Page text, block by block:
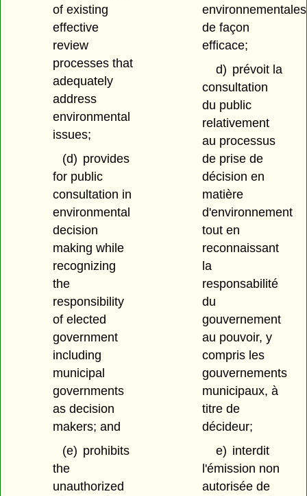
of existing
effective
review
processes that
adequately
address
environmental
issues;
(d) provides
for public
consultation in
environmental
decision
making while
recognizing
the
responsibility
of elected
government
including
municipal
governments
as decision
makers; and
(e) prohibits
the
unauthorized
environnementales
de façon
efficace;
d) prévoit la
consultation
du public
relativement
au processus
de prise de
décision en
matière
d'environnement
tout en
reconnaissant
la
responsabilité
du
gouvernement
au pouvoir, y
compris les
gouvernements
municipaux, à
titre de
décideur;
e) interdit
l'émission non
autorisée de